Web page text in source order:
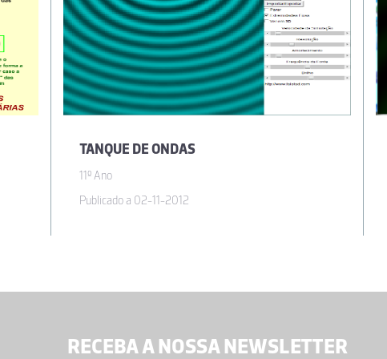
TANQUE DE ONDAS
11º Ano
Publicado a 02-11-2012
RECEBA A NOSSA NEWSLETTER